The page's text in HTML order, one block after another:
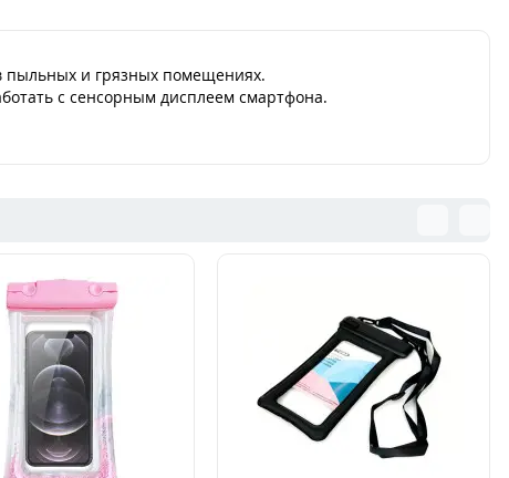
пыльных и грязных помещениях.
с сенсорным дисплеем смартфона.